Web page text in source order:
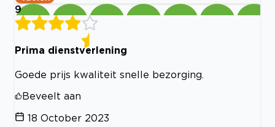
9
Prima dienstverlening
Goede prijs kwaliteit snelle bezorging.
Beveelt aan
18 October 2023